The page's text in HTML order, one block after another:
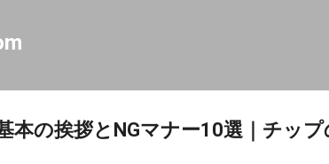
本の挨拶とNGマナー10選｜チッ